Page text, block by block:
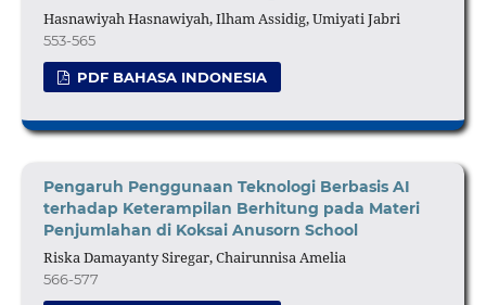
Hasnawiyah Hasnawiyah, Ilham Assidig, Umiyati Jabri
553-565
PDF BAHASA INDONESIA
Pengaruh Penggunaan Teknologi Berbasis AI
terhadap Keterampilan Berhitung pada Materi
Penjumlahan di Koksai Anusorn School
Riska Damayanty Siregar, Chairunnisa Amelia
566-577